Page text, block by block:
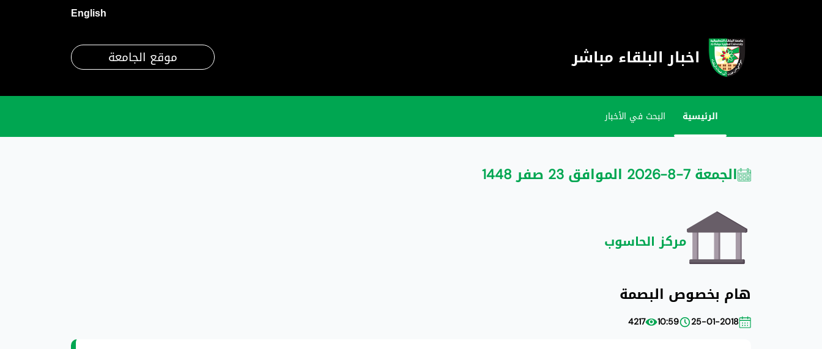
English
اخبار البلقاء مباشر موقع الجامعة
الرئيسية البحث في الأخبار
الجمعة 7-8-2026 الموافق 23 صفر 1448
مركز الحاسوب
هام بخصوص البصمة
25-01-2018
10:59
4217